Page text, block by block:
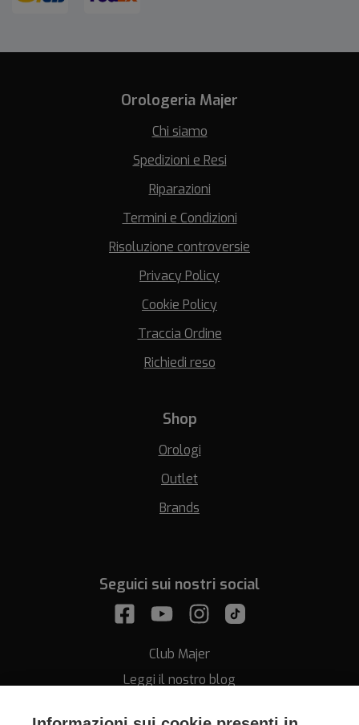
Orologeria Majer
Chi siamo
Spedizioni e Resi
Riparazioni
Termini e Condizioni
Risoluzione controversie
Privacy Policy
Cookie Policy
Traccia Ordine
Richiedi reso
Shop
Orologi
Outlet
Brands
Seguici sui nostri social
Club Majer
Leggi il nostro blog